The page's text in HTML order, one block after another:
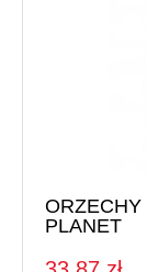
ORZECHY
PLANET